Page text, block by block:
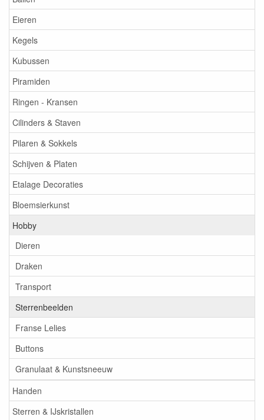
Eieren
Kegels
Kubussen
Piramiden
Ringen - Kransen
Cilinders & Staven
Pilaren & Sokkels
Schijven & Platen
Etalage Decoraties
Bloemsierkunst
Hobby
Dieren
Draken
Transport
Sterrenbeelden
Franse Lelies
Buttons
Granulaat & Kunstsneeuw
Handen
Sterren & IJskristallen